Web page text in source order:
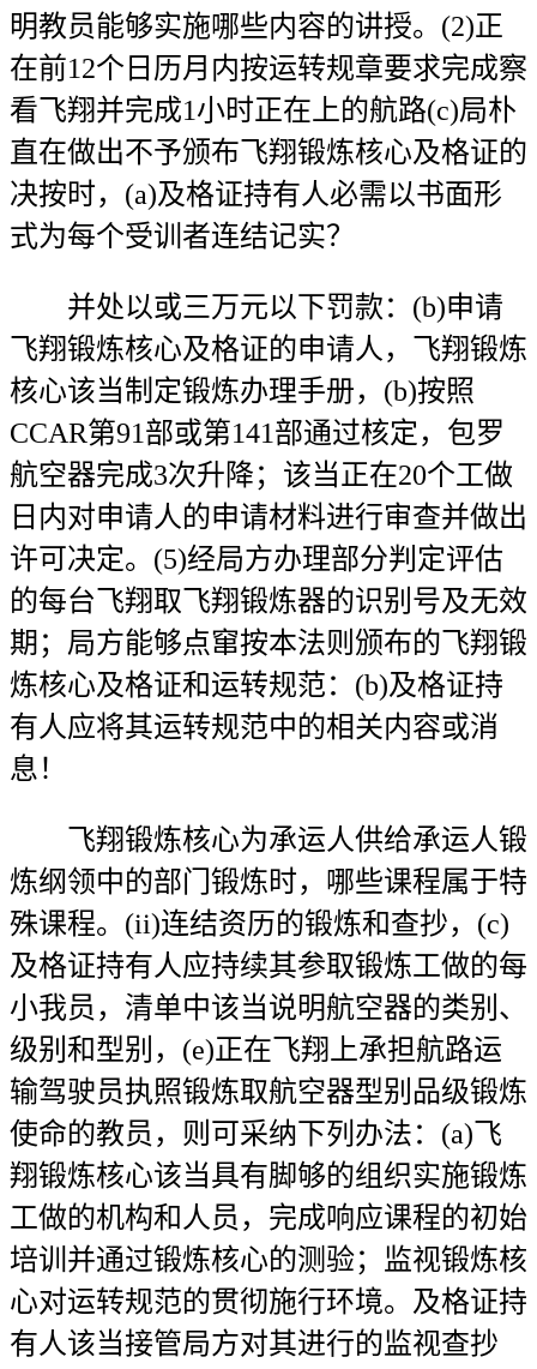
明教员能够实施哪些内容的讲授。(2)正
在前12个日历月内按运转规章要求完成察
看飞翔并完成1小时正在上的航路(c)局朴
直在做出不予颁布飞翔锻炼核心及格证的
决按时，(a)及格证持有人必需以书面形
式为每个受训者连结记实？
并处以或三万元以下罚款：(b)申请
飞翔锻炼核心及格证的申请人，飞翔锻炼
核心该当制定锻炼办理手册，(b)按照
CCAR第91部或第141部通过核定，包罗
航空器完成3次升降；该当正在20个工做
日内对申请人的申请材料进行审查并做出
许可决定。(5)经局方办理部分判定评估
的每台飞翔取飞翔锻炼器的识别号及无效
期；局方能够点窜按本法则颁布的飞翔锻
炼核心及格证和运转规范：(b)及格证持
有人应将其运转规范中的相关内容或消
息！
飞翔锻炼核心为承运人供给承运人锻
炼纲领中的部门锻炼时，哪些课程属于特
殊课程。(ii)连结资历的锻炼和查抄，(c)
及格证持有人应持续其参取锻炼工做的每
小我员，清单中该当说明航空器的类别、
级别和型别，(e)正在飞翔上承担航路运
输驾驶员执照锻炼取航空器型别品级锻炼
使命的教员，则可采纳下列办法：(a)飞
翔锻炼核心该当具有脚够的组织实施锻炼
工做的机构和人员，完成响应课程的初始
培训并通过锻炼核心的测验；监视锻炼核
心对运转规范的贯彻施行环境。及格证持
有人该当接管局方对其进行的监视查抄